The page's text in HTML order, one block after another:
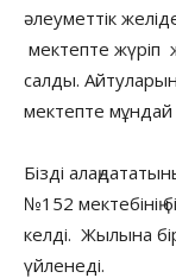
әлеуметтік
мектепте жүріп
салды.
мектепте
Бізді
№152 мектебінің
келді. Жылына
үйленеді.